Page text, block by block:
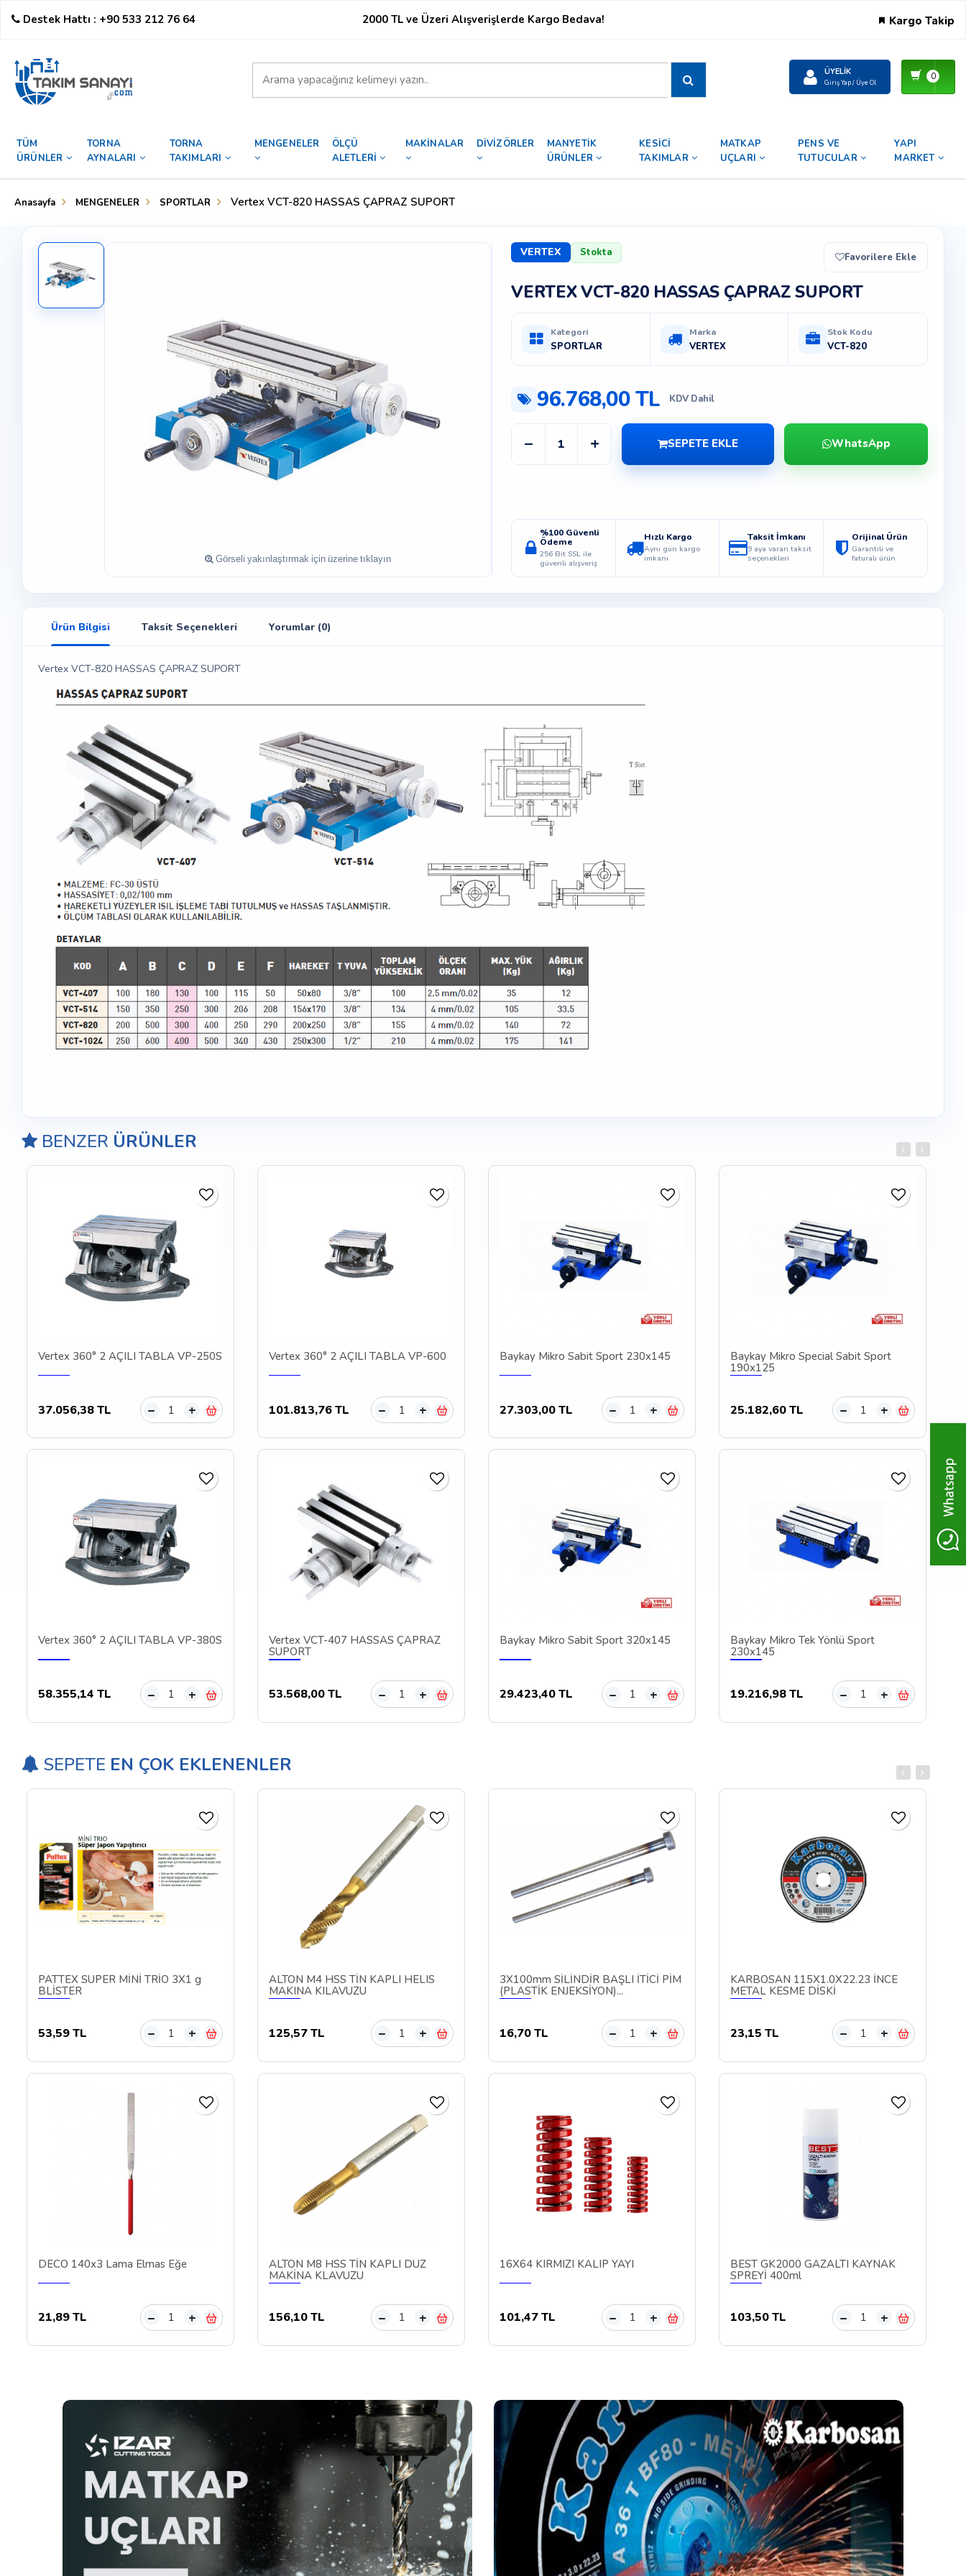
Destek Hattı : +90 533 212 76 64 2000 TL ve Üzeri Alışverişlerde Kargo Bedava! Kargo Takip
0
ÜYELIK
Giriş Yap / Üye Ol
TÜM
ÜRÜNLER
TORNA
AYNALARI
TORNA
TAKIMLARI
MENGENELER
ÖLÇÜ
ALETLERİ
MAKİNALAR DİVİZÖRLER
MANYETİK
ÜRÜNLER
KESİCİ
TAKIMLAR
MATKAP
UÇLARI
PENS VE
TUTUCULAR
YAPI
MARKET
Anasayfa MENGENELER SPORTLAR Vertex VCT-820 HASSAS ÇAPRAZ SUPORT
VERTEX Stokta Favorilere Ekle
VERTEX VCT-820 HASSAS ÇAPRAZ SUPORT
Kategori
SPORTLAR
Marka
VERTEX
Stok Kodu
VCT-820
96.768,00 TL KDV Dahil
− + SEPETE EKLE WhatsApp
%100 Güvenli
Ödeme
256 Bit SSL ile
güvenli alışveriş
Hızlı Kargo
Aynı gün kargo
imkanı
Taksit İmkanı
9 aya varan taksit
seçenekleri
Orijinal Ürün
Garantili ve
faturalı ürün
Ürün Bilgisi Taksit Seçenekleri Yorumlar (0)
Vertex VCT-820 HASSAS ÇAPRAZ SUPORT
BENZER ÜRÜNLER
Vertex 360° 2 AÇILI TABLA VP-250S
37.056,38 TL – +
Vertex 360° 2 AÇILI TABLA VP-380S
58.355,14 TL – +
Vertex 360° 2 AÇILI TABLA VP-600
101.813,76 TL – +
Vertex VCT-407 HASSAS ÇAPRAZ
SUPORT
53.568,00 TL – +
Baykay Mikro Sabit Sport 230x145
27.303,00 TL – +
Baykay Mikro Sabit Sport 320x145
29.423,40 TL – +
Baykay Mikro Special Sabit Sport
190x125
25.182,60 TL – +
Baykay Mikro Tek Yönlü Sport
230x145
19.216,98 TL – +
SEPETE EN ÇOK EKLENENLER
PATTEX SÜPER MİNİ TRİO 3X1 g
BLİSTER
53,59 TL – +
DECO 140x3 Lama Elmas Eğe
21,89 TL – +
ALTON M4 HSS TİN KAPLI HELIS
MAKINA KILAVUZU
125,57 TL – +
ALTON M8 HSS TİN KAPLI DÜZ
MAKİNA KLAVUZU
156,10 TL – +
3X100mm SİLİNDİR BAŞLI İTİCİ PİM
(PLASTİK ENJEKSİYON)...
16,70 TL – +
16X64 KIRMIZI KALIP YAYI
101,47 TL – +
KARBOSAN 115X1.0X22.23 İNCE
METAL KESME DİSKİ
23,15 TL – +
BEST GK2000 GAZALTI KAYNAK
SPREYİ 400ml
103,50 TL – +